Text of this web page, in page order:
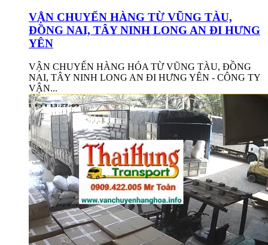
VẬN CHUYỂN HÀNG TỪ VŨNG TÀU,
ĐỒNG NAI, TÂY NINH LONG AN ĐI HƯNG
YÊN
VẬN CHUYỂN HÀNG HÓA TỪ VŨNG TÀU, ĐỒNG
NAI, TÂY NINH LONG AN ĐI HƯNG YÊN - CÔNG TY
VẬN...